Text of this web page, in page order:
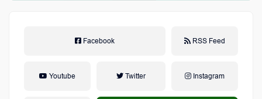
Facebook RSS Feed
Youtube Twitter Instagram